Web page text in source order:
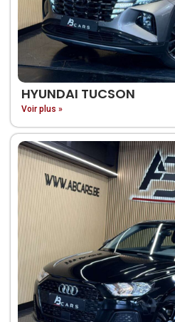
HYUNDAI TUCSON
Voir plus »